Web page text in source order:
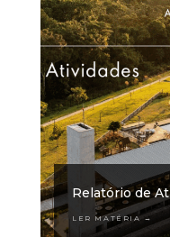
Relatório de
LER MATÉRIA →